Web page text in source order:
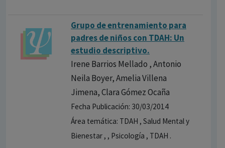
Grupo de entrenamiento para
padres de niños con TDAH: Un
estudio descriptiv​o.
Irene Barrios Mellado , Antonio
Neila Boyer, Amelia Villena
Jimena, Clara Gómez Ocaña
Fecha Publicación: 30/03/2014
Área temática: TDAH , Salud Mental y
Bienestar , , Psicología , TDAH .